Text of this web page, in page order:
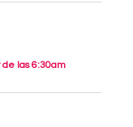
de las 6:30am